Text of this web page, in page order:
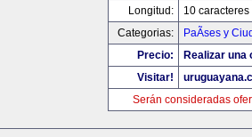
Longitud:
10 caracteres
Categorias:
PaÃ­ses y
Precio:
Realizar una
Visitar!
Serán consideradas